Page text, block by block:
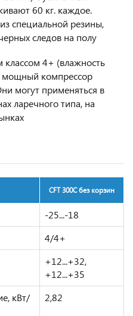
60 кг. каждое.
специальной резины,
следов на полу
классом 4+ (влажность
мощный компрессор
могут применяться в
ларечного типа, на
CFT 300C без корзин
-25...-18
4/4+
+12...+32,
+12...+35
кВт/
2,82